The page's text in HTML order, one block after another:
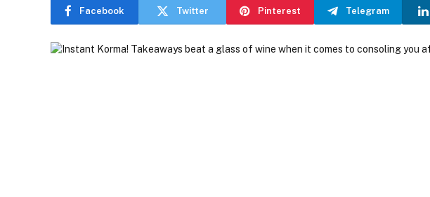
Facebook Twitter Pinterest Telegram